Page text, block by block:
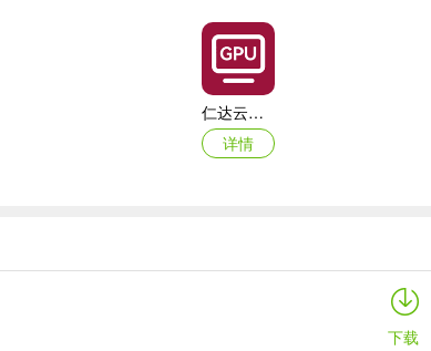
仁达云电脑app
详情
Marvis
下载